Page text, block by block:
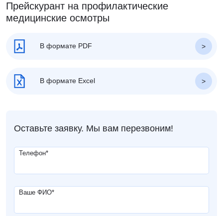
Прейскурант на профилактические
медицинские осмотры
В формате PDF
В формате Excel
Оставьте заявку. Мы вам перезвоним!
Телефон*
Ваше ФИО*